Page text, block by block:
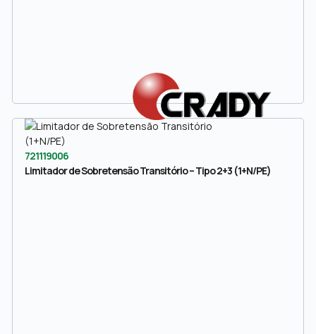
721119006
Limitador de Sobretensão Transitório – Tipo 2+3 (1+N/PE)